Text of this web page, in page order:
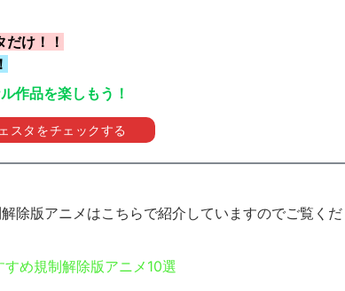
け！！
作品を楽しもう！
スタをチェックする
除版アニメはこちらで紹介していますのでご覧くだ
め規制解除版アニメ10選